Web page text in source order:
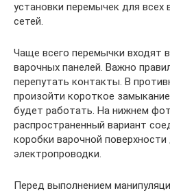
установки перемычек для всех
сетей.
Чаще всего перемычки входят
варочных панелей. Важно
перепутать контакты. В
произойти короткое
будет работать. На нижнем
распространенный вариант
коробки варочной
электропроводки.
Перед выполнением